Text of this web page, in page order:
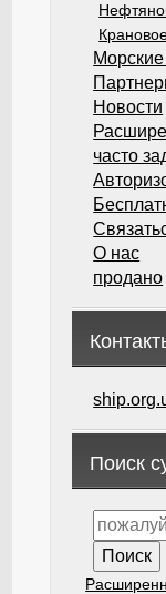
Новости
часто
О нас
продано
Поиск